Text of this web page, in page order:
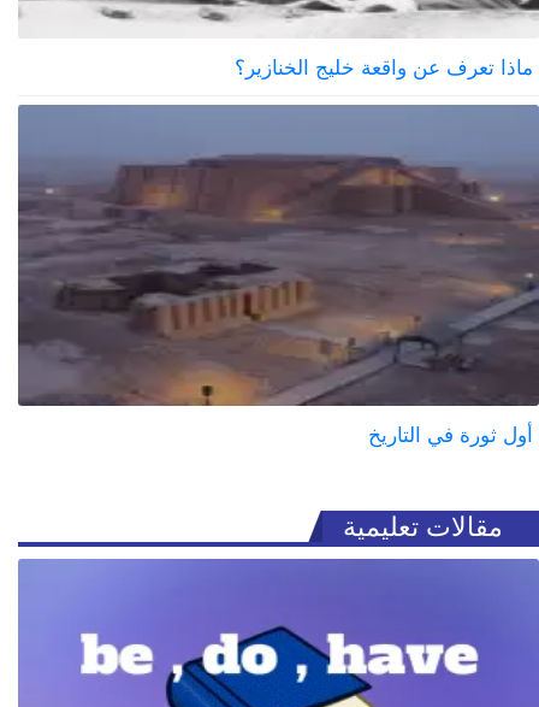
ماذا تعرف عن واقعة خليج الخنازير؟
أول ثورة في التاريخ
مقالات تعليمية